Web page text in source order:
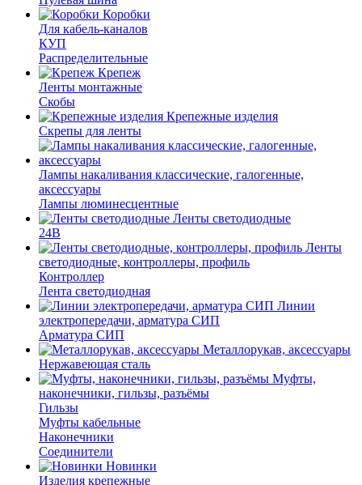
Коробки
Для кабель-каналов
КУП
Распределительные
Крепеж
Ленты монтажные
Скобы
Крепежные изделия
Скрепы для ленты
Лампы накаливания классические, галогенные,
аксессуары
Лампы люминесцентные
Ленты светодиодные
24В
Ленты
светодиодные, контроллеры, профиль
Контроллер
Лента светодиодная
Линии
электропередачи, арматура СИП
Арматура СИП
Металлорукав, аксессуары
Нержавеющая сталь
Муфты,
наконечники, гильзы, разъёмы
Гильзы
Муфты кабельные
Наконечники
Соединители
Новинки
Изделия крепежные